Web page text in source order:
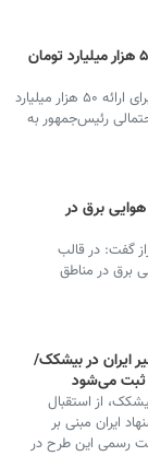
آمادگی شیراز برای ارائه ۵۰ هزار میلیارد تومان
شهردار شیراز از آمادگی مدیریت شهری برای ارائه ۵۰ هزار میلیارد
رئیس‌جمهور به
هوایی برق در
گفت: در قالب
هوایی برق در مناطق
ایران در بیشکک/
ثبت می‌شود
از استقبال
ایران مبنی بر
رسمی این طرح در